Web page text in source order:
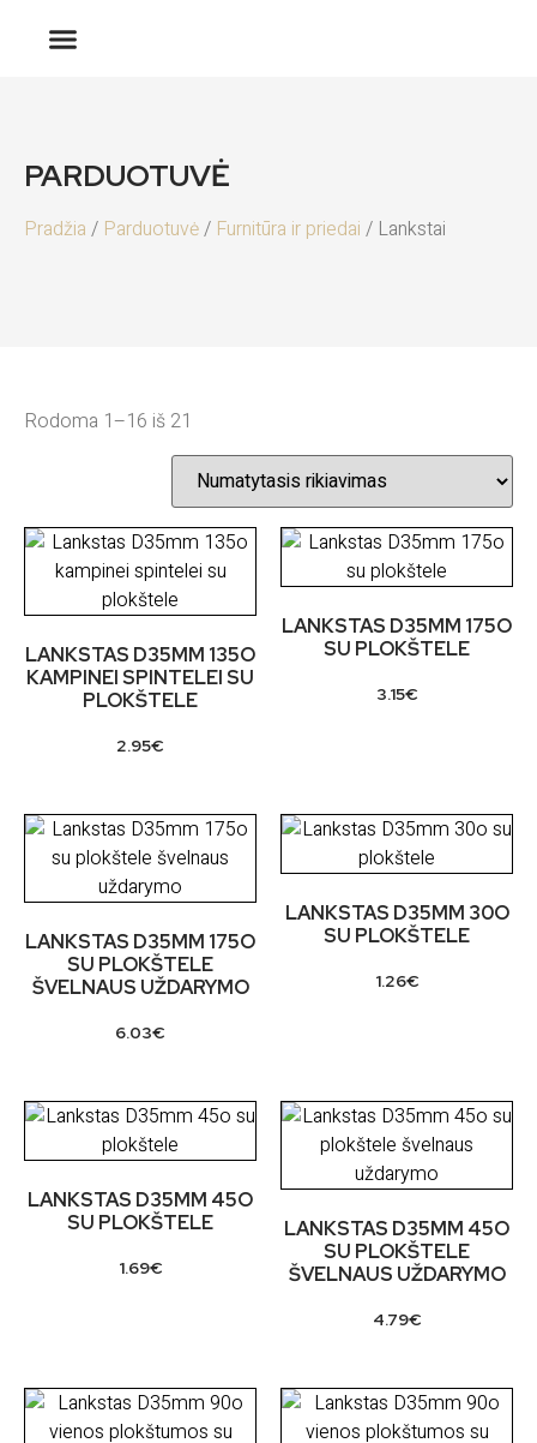
PARDUOTUVĖ
Pradžia / Parduotuvė/ Furnitūra ir priedai / Lankstai
Rodoma 1–16 iš 21
LANKSTAS D35MM 135O
KAMPINEI SPINTELEI SU
PLOKŠTELE
2.95€
LANKSTAS D35MM 175O
SU PLOKŠTELE
3.15€
LANKSTAS D35MM 175O
SU PLOKŠTELE
ŠVELNAUS UŽDARYMO
6.03€
LANKSTAS D35MM 30O
SU PLOKŠTELE
1.26€
LANKSTAS D35MM 45O
SU PLOKŠTELE
1.69€
LANKSTAS D35MM 45O
SU PLOKŠTELE
ŠVELNAUS UŽDARYMO
4.79€